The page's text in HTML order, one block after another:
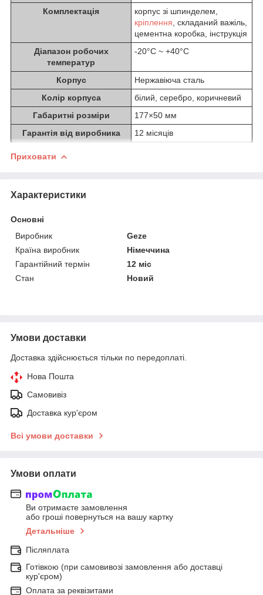
Комплектація
корпус зі шпинделем,
кріплення , складаний важіль,
цементна коробка, інструкція
Діапазон робочих
температур
-20°C ~ +40°С
Корпус
Нержавіюча сталь
Колір корпуса
білий, серебро, коричневий
Габаритні розміри
177×50 мм
Гарантія від виробника
12 місяців
Приховати
Характеристики
Основні
Виробник
Geze
Країна виробник
Німеччина
Гарантійний термін
12 міс
Стан
Новий
Умови доставки
Доставка здійснюється тільки по передоплаті.
Нова Пошта
Самовивіз
Доставка кур'єром
Всі умови доставки
Умови оплати
Ви отримаєте замовлення
або гроші повернуться на вашу картку
Детальніше
Післяплата
Готівкою (при самовивозі замовлення або доставці
кур'єром)
Оплата за реквізитами